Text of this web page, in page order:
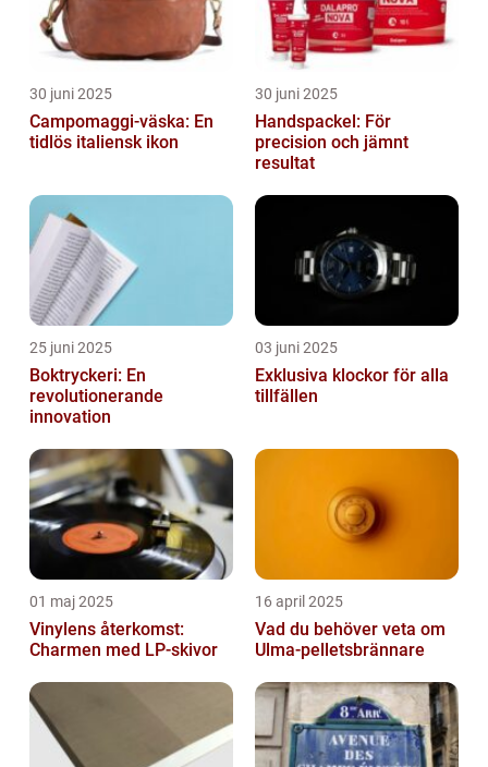
30 juni 2025
Campomaggi-väska: En
tidlös italiensk ikon
30 juni 2025
Handspackel: För
precision och jämnt
resultat
25 juni 2025
Boktryckeri: En
revolutionerande
innovation
03 juni 2025
Exklusiva klockor för alla
tillfällen
01 maj 2025
Vinylens återkomst:
Charmen med LP-skivor
16 april 2025
Vad du behöver veta om
Ulma-pelletsbrännare